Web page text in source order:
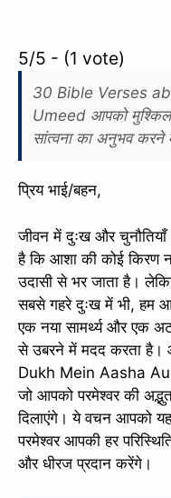
5/5 - (1 vote)
30 Bible Verses
Umeed आपको मुश्किल
सांत्वना का अनुभव
प्रिय भाई/बहन,
जीवन में दुःख और चुनौतियाँ
है कि आशा की कोई किरण
उदासी से भर जाता है।
सबसे गहरे दुःख में भी, हम
एक नया सामर्थ्य और एक
से उबरने में मदद करता
Dukh Mein Aasha Aur
जो आपको परमेश्वर की
दिलाएंगे। ये वचन आपको
परमेश्वर आपकी हर
और धीरज प्रदान करेंगे।